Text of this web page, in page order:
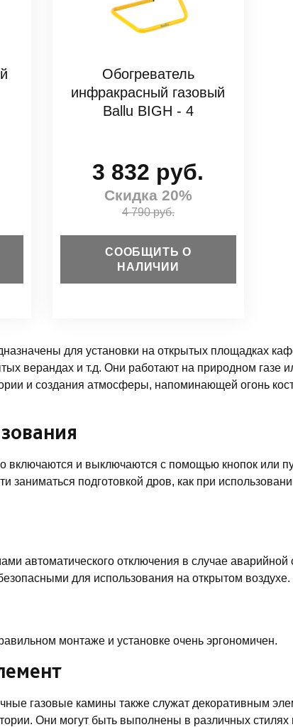
Обогреватель
инфракрасный газовый
Ballu BIGH - 4
3 832 руб.
Скидка 20%
4 790 руб.
СООБЩИТЬ О
НАЛИЧИИ
для установки на открытых площадках
верандах и т.д. Они работают на природном газе
и создания атмосферы, напоминающей огонь
включаются и выключаются с помощью кнопок или
заниматься подготовкой дров, как при
автоматического отключения в случае аварийной
для использования на открытом воздухе.
монтаже и установке очень эргономичен.
газовые камины также служат декоративным
Они могут быть выполнены в различных стилях